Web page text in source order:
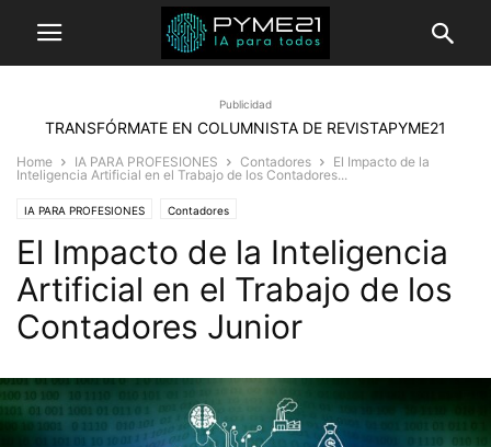
Publicidad
TRANSFÓRMATE EN COLUMNISTA DE REVISTAPYME21
Home IA PARA PROFESIONES Contadores
El Impacto de la
Inteligencia Artificial en el Trabajo de los Contadores...
IA PARA PROFESIONES Contadores
El Impacto de la Inteligencia
Artificial en el Trabajo de los
Contadores Junior